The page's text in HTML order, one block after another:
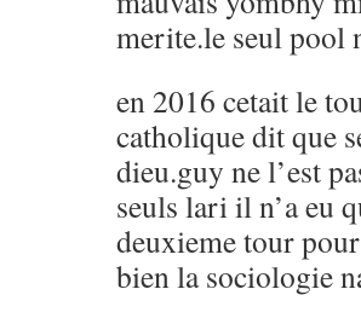
merite.le seul pool
en 2016 cetait le
catholique dit que
dieu.guy ne l’est
seuls lari il n’a eu
deuxieme tour
bien la sociologie